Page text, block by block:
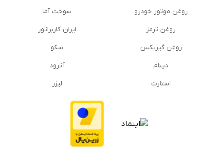
روغن موتور خودرو
روغن ترمز
روغن گیربكس
دینام
استارت
سوخت آما
ایران کاربراتور
سکو
آترود
لیزر